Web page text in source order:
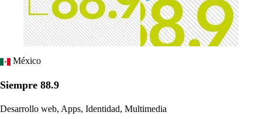
México
Siempre 88.9
Desarrollo web, Apps, Identidad, Multimedia